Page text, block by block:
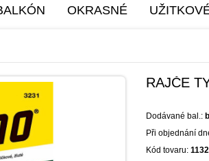
OKRASNÉ
RAJČE
Dodávané bal.:
Při objednání
Kód tovaru: